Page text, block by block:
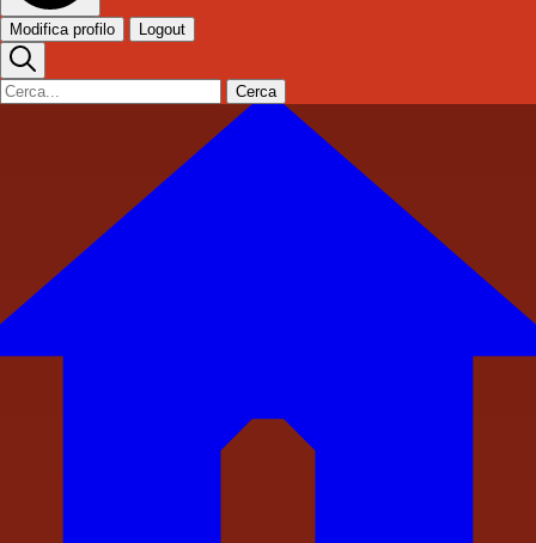
Modifica profilo Logout
Cerca